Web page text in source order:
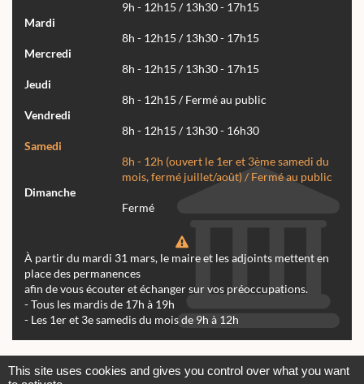
9h - 12h15 / 13h30 - 17h15
Mardi
8h - 12h15 / 13h30 - 17h15
Mercredi
8h - 12h15 / 13h30 - 17h15
Jeudi
8h - 12h15 / Fermé au public
Vendredi
8h - 12h15 / 13h30 - 16h30
Samedi
8h - 12h (ouvert le 1er et 3ème samedi du
mois, fermé juillet/août) / Fermé au public
Dimanche
Fermé
À partir du mardi 31 mars, le maire et les adjoints mettent en
place des permanences
afin de vous écouter et échanger sur vos préoccupations.
- Tous les mardis de 17h à 19h
- Les 1er et 3e samedis du mois de 9h à 12h
This site uses cookies and gives you control over what you want